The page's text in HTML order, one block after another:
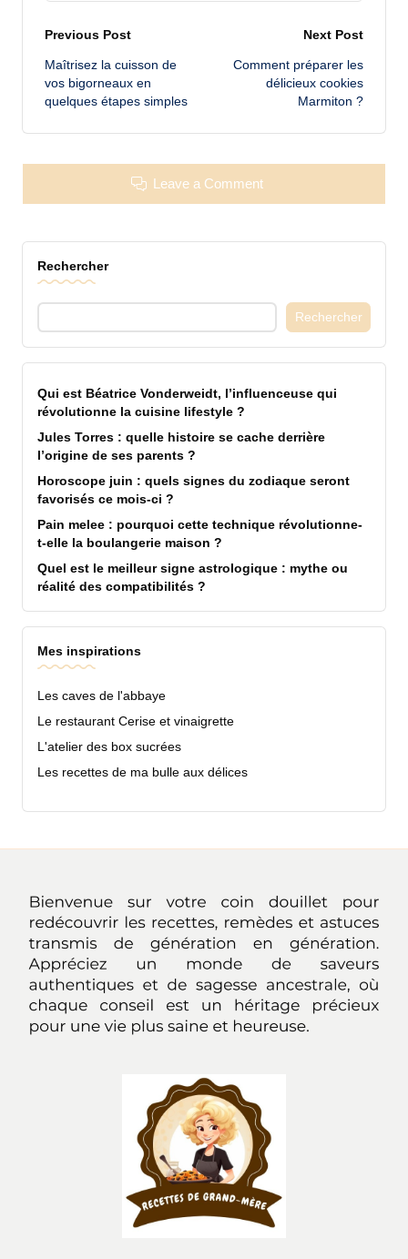
Post
navigation
Previous Post
Maîtrisez la cuisson de
vos bigorneaux en
quelques étapes simples
Next Post
Comment préparer les
délicieux cookies
Marmiton ?
Leave a Comment
Rechercher
Rechercher
Qui est Béatrice Vonderweidt, l’influenceuse qui
révolutionne la cuisine lifestyle ?
Jules Torres : quelle histoire se cache derrière
l’origine de ses parents ?
Horoscope juin : quels signes du zodiaque seront
favorisés ce mois-ci ?
Pain melee : pourquoi cette technique révolutionne-
t-elle la boulangerie maison ?
Quel est le meilleur signe astrologique : mythe ou
réalité des compatibilités ?
Mes inspirations
Les caves de l'abbaye
Le restaurant Cerise et vinaigrette
L'atelier des box sucrées
Les recettes de ma bulle aux délices